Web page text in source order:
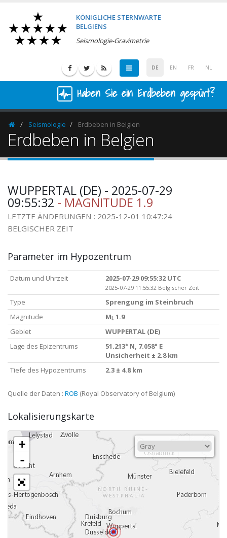
KÖNIGLICHE STERNWARTE
BELGIENS
Seismologie-Gravimetrie
DE EN FR NL
Haben Sie ein Erdbeben gespürt?
HomepageSeismologie Erdbeben in Belgien
Erdbeben in Belgien
WUPPERTAL (DE) - 2025-07-29
09:55:32 - MAGNITUDE 1.9
LETZTE ÄNDERUNGEN : 2025-12-01 10:47:24
BELGISCHER ZEIT
Parameter im Hypozentrum
Datum und Uhrzeit 2025-07-29 09:55:32 UTC
2025-07-29 11:55:32 Belgischer Zeit
Type
Sprengung im Steinbruch
Magnitude
M L 1.9
Gebiet
WUPPERTAL (DE)
Lage des Epizentrums
51.213° N, 7.058° E
Unsicherheit ± 2.8 km
Tiefe des Hypozentrums
2.3 ± 4.8 km
Quelle der Daten : ROB (Royal Observatory of Belgium)
Lokalisierungskarte
+
-